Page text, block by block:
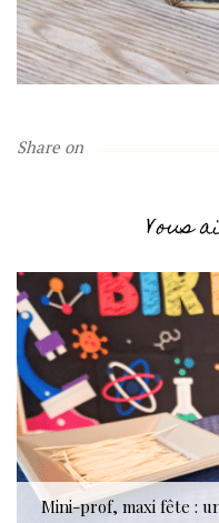
Share on
Vous
Mini-prof, maxi fête :